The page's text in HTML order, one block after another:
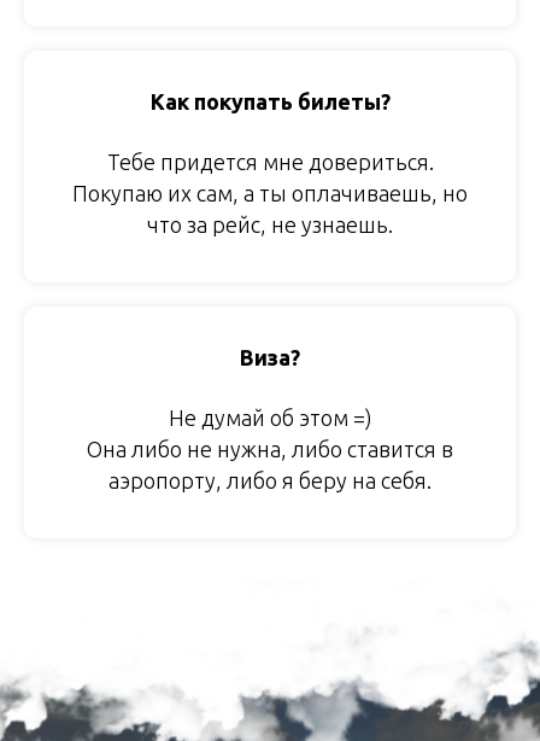
Как покупать билеты?
Тебе придется мне довериться.
Покупаю их сам, а ты оплачиваешь, но
что за рейс, не узнаешь.
Виза?
Не думай об этом =)
Она либо не нужна, либо ставится в
аэропорту, либо я беру на себя.